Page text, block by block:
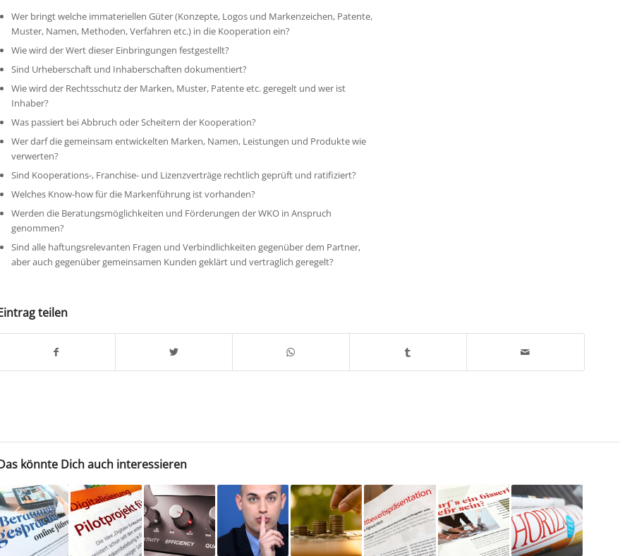
Wer bringt welche immateriellen Güter (Konzepte, Logos und Markenzeichen, Patente,
Muster, Namen, Methoden, Verfahren etc.) in die Kooperation ein?
Wie wird der Wert dieser Einbringungen festgestellt?
Sind Urheberschaft und Inhaberschaften dokumentiert?
Wie wird der Rechtsschutz der Marken, Muster, Patente etc. geregelt und wer ist
Inhaber?
Was passiert bei Abbruch oder Scheitern der Kooperation?
Wer darf die gemeinsam entwickelten Marken, Namen, Leistungen und Produkte wie
verwerten?
Sind Kooperations-, Franchise- und Lizenzverträge rechtlich geprüft und ratifiziert?
Welches Know-how für die Markenführung ist vorhanden?
Werden die Beratungsmöglichkeiten und Förderungen der WKO in Anspruch
genommen?
Sind alle haftungsrelevanten Fragen und Verbindlichkeiten gegenüber dem Partner,
aber auch gegenüber gemeinsamen Kunden geklärt und vertraglich geregelt?
teilen
könnte Dich auch interessieren